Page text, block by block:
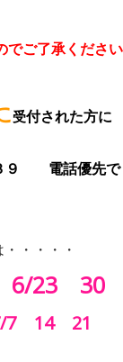
了承ください
受付された方に
３９ 電話優先で
・・・・
6/23 30
7 14 21